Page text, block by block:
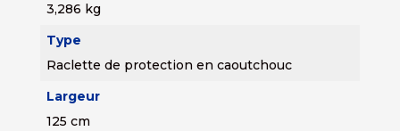
3,286 kg
Type
Raclette de protection en caoutchouc
Largeur
125 cm